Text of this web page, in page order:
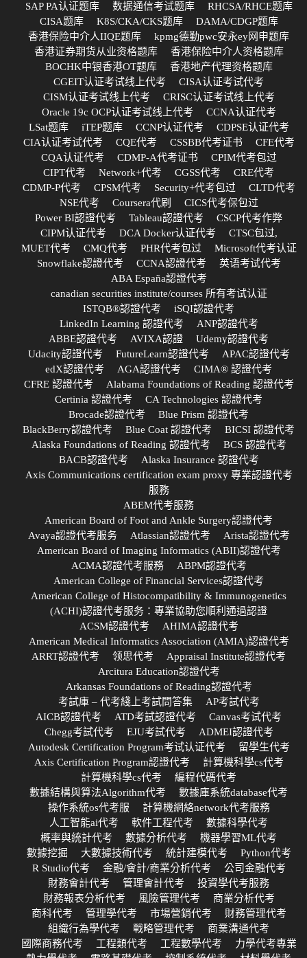
SAP PA认证题库
数据通信考试题库
RHCSA/RHCE题库
CISA题库
K8S/CKA/CKS题库
DAMA/CDGP题库
香港保险中介人IIQE题库
kpmg德勤pwc安永ey网申题库
香港证券期货从业资格题库
香港保险中介人资格题库
BOCHK中银香港OT题库
香港地产代理资格题库
CGEIT认证考试线上代考
CISA认证考试代考
CISM认证考试线上代考
CRISC认证考试线上代考
Oracle 19c OCP认证考试线上代考
CCNA认证代考
LSat题库
iTEP题库 CCNP认证代考
CDPSE认证代考
CIA认证考试代考
CQE代考 CSSBB代考证书
CFE代考
CQA认证代考
CDMP-A代考证书
CPIM代考包过
CIPT代考
Network+代考 CGSS代考
CRE代考
CDMP-P代考
CPSM代考 Security+代考包过
CLTD代考
NSE代考
Coursera代刷
CICS代考保包过
Power BI認證代考
Tableau認證代考
CSCP代考作弊
CIPM认证代考
DCA Docker认证代考
CTSC包过,
MUET代考
CMQ代考 PHR代考包过
Microsoft代考认证
Snowflake認證代考
CCNA認證代考
英语考试代考
ABA España認證代考
canadian securities institute/courses 所有考试认证
ISTQB®認證代考
iSQI認證代考
LinkedIn Learning 認證代考
ANP認證代考
ABBE認證代考
AVIXA認證
Udemy認證代考
Udacity認證代考
FutureLearn認證代考
APAC認證代考
edX認證代考
AGA認證代考
CIMA® 認證代考
CFRE 認證代考
Alabama Foundations of Reading 認證代考
Certinia 認證代考
CA Technologies 認證代考
Brocade認證代考
Blue Prism 認證代考
BlackBerry認證代考
Blue Coat 認證代考
BICSI 認證代考
Alaska Foundations of Reading 認證代考
BCS 認證代考
BACB認證代考
Alaska Insurance 認證代考
Axis Communications certification exam proxy 專業認證代考
服務
ABEM代考服務
American Board of Foot and Ankle Surgery認證代考
Avaya認證代考服务
Atlassian認證代考
Arista認證代考
American Board of Imaging Informatics (ABII)認證代考
ACMA認證代考服務
ABPM認證代考
American College of Financial Services認證代考
American College of Histocompatibility & Immunogenetics
(ACHI)認證代考服务：專業協助您順利通過認證
ACSM認證代考
AHIMA認證代考
American Medical Informatics Association (AMIA)認證代考
ARRT認證代考
领思代考
Appraisal Institute認證代考
Arcitura Education認證代考
Arkansas Foundations of Reading認證代考
考試庫 – 代考綫上考試問答集
AP考試代考
AICB認證代考
ATD考試認證代考
Canvas考试代考
Chegg考試代考
EJU考試代考
ADMEI認證代考
Autodesk Certification Program考试认证代考
留學生代考
Axis Certification Program認證代考
計算機科學cs代考
計算機科學cs代考
編程代碼代考
數據結構與算法Algorithm代考
數據庫系統database代考
操作系統os代考服
計算機網絡network代考服務
人工智能ai代考
軟件工程代考
數據科學代考
概率與統計代考
數據分析代考
機器學習ML代考
數據挖掘
大數據技術代考 統計建模代考
Python代考
R Studio代考
金融/會計/商業分析代考
公司金融代考
財務會計代考
管理會計代考
投資學代考服務
財務報表分析代考
風險管理代考
商業分析代考
商科代考
管理學代考 市場營銷代考
財務管理代考
組織行為學代考
戰略管理代考
商業溝通代考
國際商務代考
工程類代考 工程數學代考
力學代考專業